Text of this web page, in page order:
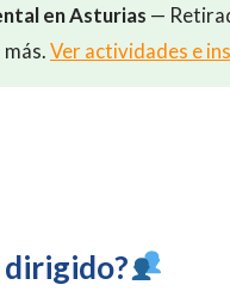
en Asturias —
Ver actividades e
dirigido?